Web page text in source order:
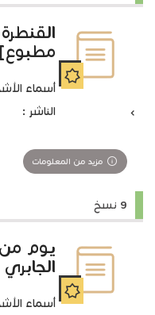
أسماء
الناشر :
مزيد من المعلومات
9 نسخ
يوم من
الجابري
أسماء